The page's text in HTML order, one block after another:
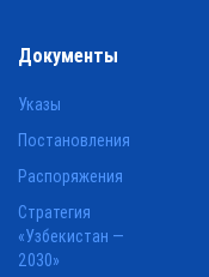
Документы
Указы
Постановления
Распоряжения
Стратегия
«Узбекистан —
2030»